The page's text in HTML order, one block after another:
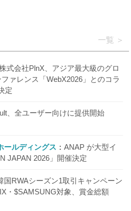
一覧
式会社PlnX、アジア最大級のグロ
ァレンス「WebX2026」とのコラ
定
、全ユーザー向けに提供開始
ールディングス
ANAP が大型イ
JAPAN 2026」開催決定
国RWAシーズン1取引キャンペーン
・$SAMSUNG対象、賞金総額